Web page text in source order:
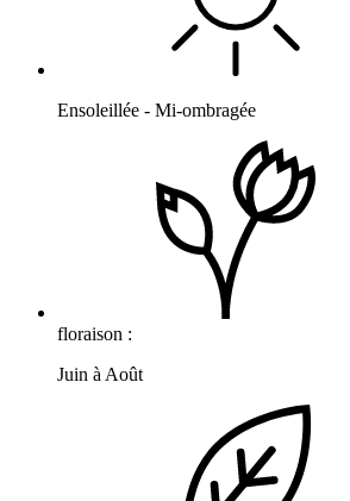
Ensoleillée - Mi-ombragée
floraison :
Juin à Août